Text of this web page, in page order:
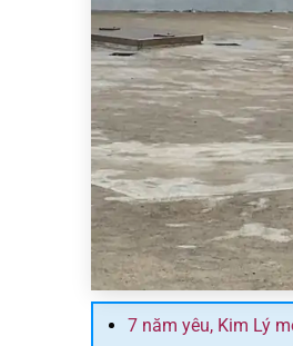
7 năm yêu, Kim Lý